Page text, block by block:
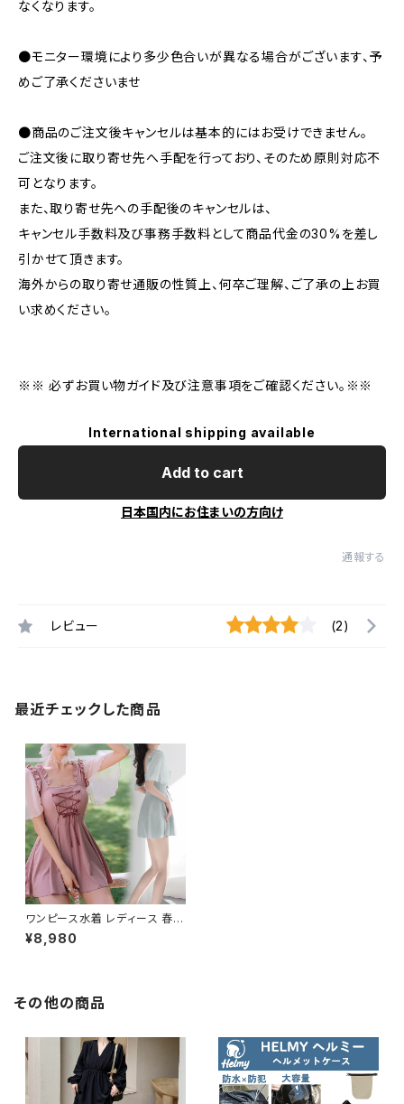
なくなります。
●モニター環境により多少色合いが異なる場合がございます、予
めご了承くださいませ
●商品のご注文後キャンセルは基本的にはお受けできません。
ご注文後に取り寄せ先へ手配を行っており、そのため原則対応不
可となります。
また、取り寄せ先への手配後のキャンセルは、
キャンセル手数料及び事務手数料として商品代金の30%を差し
引かせて頂きます。
海外からの取り寄せ通販の性質上、何卒ご理解、ご了承の上お買
い求めください。
※※ 必ずお買い物ガイド及び注意事項をご確認ください。※※
International shipping available
Add to cart
日本国内にお住まいの方向け
通報する
レビュー (2)
最近チェックした商品
ワンピース水着 レディース 春夏
秋冬 春 夏 秋 冬 カップ付き ワ
ンピース水着 長袖 ワンピ水着
カラー 大きいサイズ 水着 ピン
ク ライトグリーン 水泳 プール
イエット トレーニングウェア ス
ポーツウェア ランニングウェア
カジュアル OL 20代 30代 40
代 50代 K-M0009
¥8,980
その他の商品